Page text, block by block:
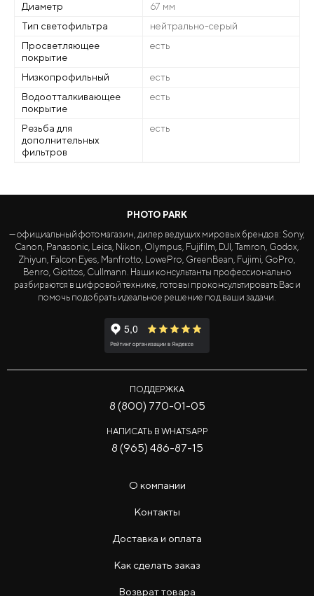
Диаметр
67 мм
Тип светофильтра
нейтрально-серый
Просветляющее
покрытие
есть
Низкопрофильный
есть
Водоотталкивающее
покрытие
есть
Резьба для
дополнительных
фильтров
есть
PHOTO PARK
— официальный фотомагазин, дилер ведущих мировых брендов: Sony,
Canon, Panasonic, Leica, Nikon, Olympus, Fujifilm, DJI, Tamron, Godox,
Zhiyun, Falcon Eyes, Manfrotto, LowePro, GreenBean, Fujimi, GoPro,
Benro, Giottos, Cullmann. Наши консультанты профессионально
разбираются в цифровой технике, готовы проконсультировать Вас и
помочь подобрать идеальное решение под ваши задачи.
ПОДДЕРЖКА
8 (800) 770-01-05
НАПИСАТЬ В WHATSAPP
8 (965) 486-87-15
О компании
Контакты
Доставка и оплата
Как сделать заказ
Возврат товара